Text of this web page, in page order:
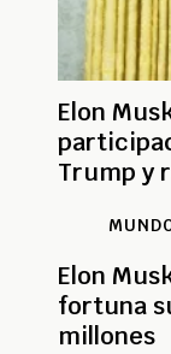
Elon
Trump y
Elon
fortuna
millones